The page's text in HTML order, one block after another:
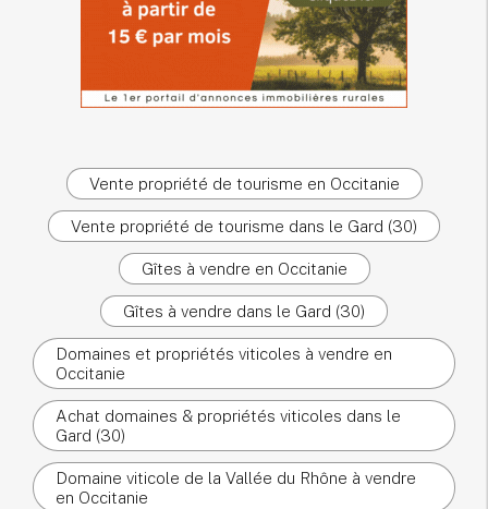
Vente propriété de tourisme en Occitanie
Vente propriété de tourisme dans le Gard (30)
Gîtes à vendre en Occitanie
Gîtes à vendre dans le Gard (30)
Domaines et propriétés viticoles à vendre en
Occitanie
Achat domaines & propriétés viticoles dans le
Gard (30)
Domaine viticole de la Vallée du Rhône à vendre
en Occitanie